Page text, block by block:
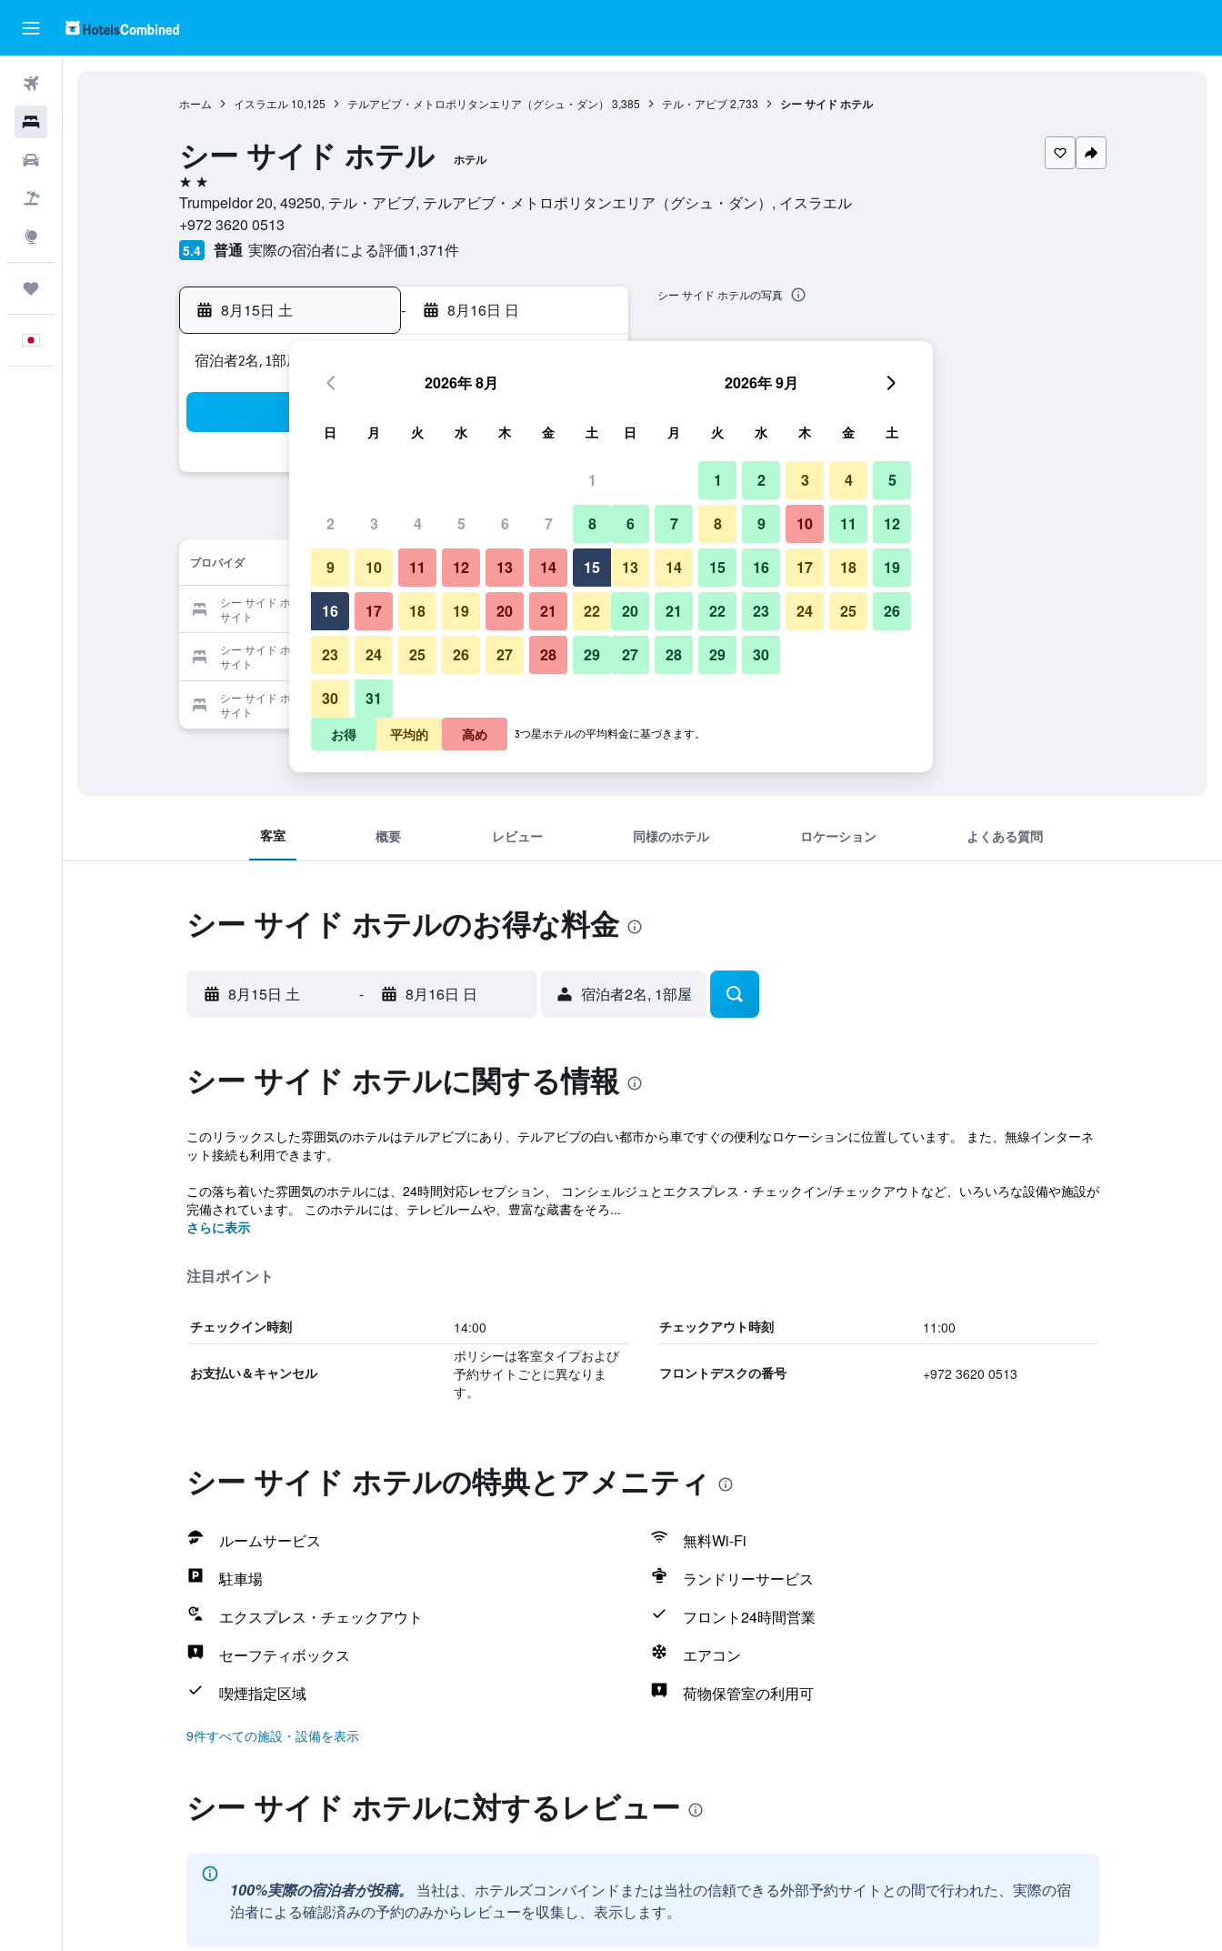
ホーム イスラエル 10,125 テルアビブ・メトロポリタンエリア（グシュ・ダン） 3,385 テル・アビブ 2,733 シー サイド ホテル
シー サイド ホテル ホテル
2つ星
Trumpeldor 20, 49250, テル・アビブ, テルアビブ・メトロポリタンエリア（グシュ・ダン）, イスラエル
+972 3620 0513
5.4 普通 実際の宿泊者による評価1,371​件
8月15日 土 - 8月16日 日
宿泊者2名, 1​部屋
プロバイダ
シー サイド ホテルを提供する予約
サイト
料金を表示
シー サイド ホテルを提供する予約
サイト
料金を表示
シー サイド ホテルを提供する予約
サイト
シー サイド ホテルの写真
客室 概要 レビュー 同様のホテル ロケーション よくある質問
シー サイド ホテルのお得な料金
8月15日 土 - 8月16日 日 宿泊者2名, 1​部屋
シー サイド ホテルに関する情報
このリラックスした雰囲気のホテルはテルアビブにあり、テルアビブの白い都市から車ですぐの便利なロケーションに位置しています。 また、無線インターネ
ット接続も利用できます。
この落ち着いた雰囲気のホテルには、24時間対応レセプション、 コンシェルジュとエクスプレス・チェックイン/チェックアウトなど、いろいろな設備や施設が
完備されています。 このホテルには、テレビルームや、豊富な蔵書をそろ...
さらに表示
注目ポイント
チェックイン時刻 14:00 チェックアウト時刻 11:00
お支払い＆キャンセル
ポリシーは客室タイプおよび
予約サイトごとに異なりま
す。
フロントデスクの番号 +972 3620 0513
シー サイド ホテルの特典とアメニティ
ルームサービス
無料Wi-Fi
駐車場
ランドリーサービス
エクスプレス・チェックアウト
フロント24時間営業
セーフティボックス
エアコン
喫煙指定区域
荷物保管室の利用可
9件すべての施設・設備を表示
シー サイド ホテルに対するレビュー
100%実際の宿泊者が投稿。
当社は、ホテルズコンバインドまたは当社の信頼できる外部予約サイトとの間で行われた、実際の宿
泊者による確認済みの予約のみからレビューを収集し、表示します。
2026年 8月
日 月 火 水 木 金 土
1
2 3 4 5 6 7 8
9 10 11 12 13 14 15
16 17 18 19 20 21 22
23 24 25 26 27 28 29
30 31
2026年 9月
日 月 火 水 木 金 土
1 2 3 4 5
6 7 8 9 10 11 12
13 14 15 16 17 18 19
20 21 22 23 24 25 26
27 28 29 30
お得 平均的 高め 3つ星ホテルの平均料金に基づきます。